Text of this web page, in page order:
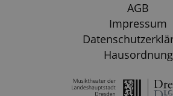
AGB
Impressum
Hausordnung